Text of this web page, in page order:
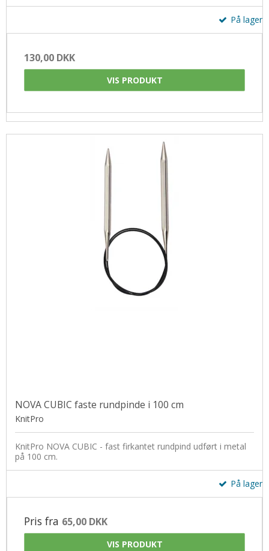
På lager
130,00 DKK
VIS PRODUKT
NOVA CUBIC faste rundpinde i 100 cm
KnitPro
KnitPro NOVA CUBIC - fast firkantet rundpind udført i metal
på 100 cm.
På lager
Pris fra 65,00 DKK
VIS PRODUKT